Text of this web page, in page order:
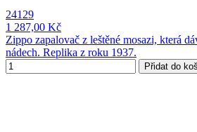
24129
1 287,00 Kč
Zippo zapalovač z leštěné mosazi, která
nádech. Replika z roku 1937.
Přidat do